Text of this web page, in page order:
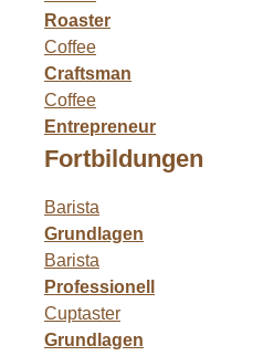
Roaster
Coffee
Craftsman
Coffee
Entrepreneur
Fortbildungen
Barista
Grundlagen
Barista
Professionell
Cuptaster
Grundlagen